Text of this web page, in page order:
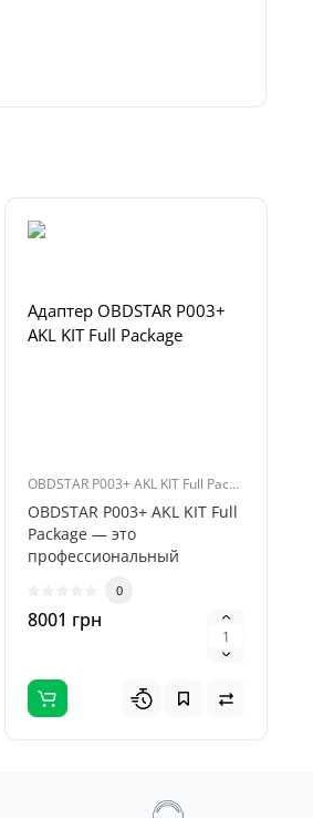
Адаптер OBDSTAR P003+
AKL KIT Full Package
OBDSTAR P003+ AKL KIT Full Package
OBDSTAR P003+ AKL KIT Full
Package — это
профессиональный
специалистов,
занимающи..
0
8001 грн